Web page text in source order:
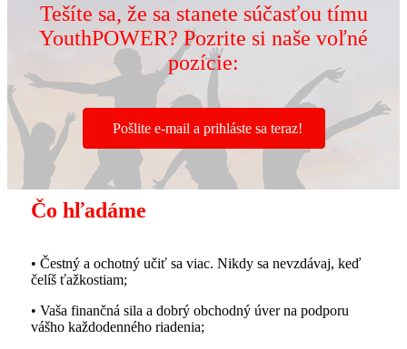
Tešíte sa, že sa stanete súčasťou tímu
YouthPOWER? Pozrite si naše voľné
pozície:
Pošlite e-mail a prihláste sa teraz!
Čo hľadáme
• Čestný a ochotný učiť sa viac. Nikdy sa nevzdávaj, keď
čelíš ťažkostiam;
• Vaša finančná sila a dobrý obchodný úver na podporu
vášho každodenného riadenia;